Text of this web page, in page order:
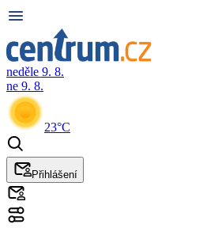
neděle 9. 8.
ne 9. 8.
23°C
Přihlášení